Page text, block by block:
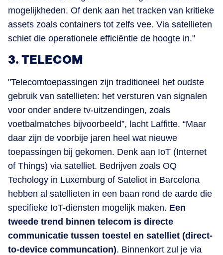
mogelijkheden. Of denk aan het tracken van kritieke
assets zoals containers tot zelfs vee. Via satellieten
schiet die operationele efficiëntie de hoogte in."
3. TELECOM
"Telecomtoepassingen zijn traditioneel het oudste
gebruik van satellieten: het versturen van signalen
voor onder andere tv-uitzendingen, zoals
voetbalmatches bijvoorbeeld”, lacht Laffitte. “Maar
daar zijn de voorbije jaren heel wat nieuwe
toepassingen bij gekomen. Denk aan IoT (Internet
of Things) via satelliet. Bedrijven zoals OQ
Techology in Luxemburg of Sateliot in Barcelona
hebben al satellieten in een baan rond de aarde die
specifieke IoT-diensten mogelijk maken. Een
tweede trend binnen telecom is directe
communicatie tussen toestel en satelliet (direct-
to-device communcation). Binnenkort zul je via